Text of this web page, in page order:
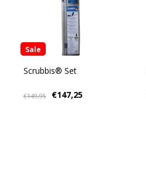
Sale
Scrubbis® Set
€149,95 €147,25